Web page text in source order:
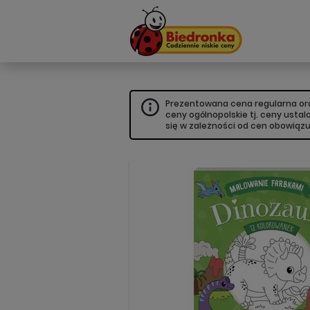
Prezentowana cena regularna
ceny ogólnopolskie tj. ceny
się w zależności od cen